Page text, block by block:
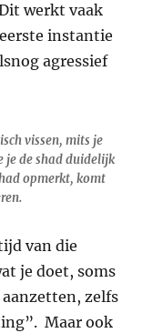
werkt vaak
instantie
agressief
vissen, mits je
je de shad duidelijk
opmerkt, komt
van die
je doet, soms
zelfs
Maar ook